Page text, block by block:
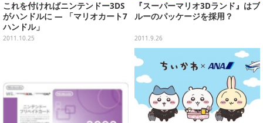
これを付ければニンテンドー3DS
がハンドルに ― 「マリオカート7
ハンドル」
2011.10.25
『スーパーマリオ3Dランド』はブ
ルーのパッケージを採用？
2011.9.26